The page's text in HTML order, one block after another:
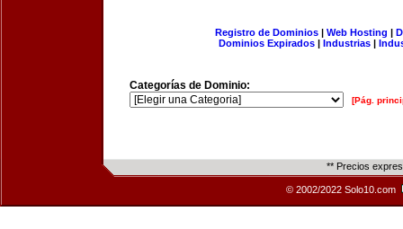
Registro de Dominios| Web Hosting |
Dominios Expirados | Industrias |
Categorías de Dominio:
[Pág.
** Precios
© 2002/2022 Solo10.com